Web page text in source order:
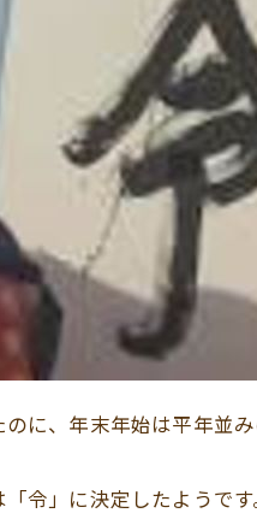
に、年末年始は平年並
令」に決定したようです